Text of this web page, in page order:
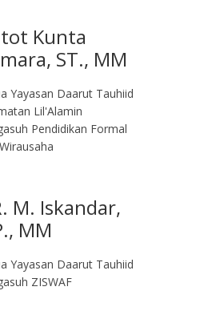
Kunta
ST., MM
Yayasan Daarut Tauhiid
Lil'Alamin
Pendidikan Formal
M. Iskandar,
MM
Yayasan Daarut Tauhiid
ZISWAF